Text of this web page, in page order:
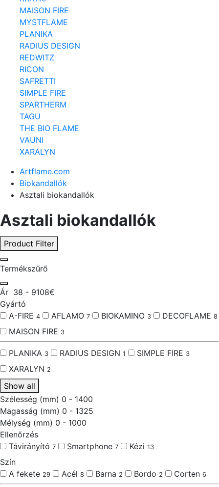
MAISON FIRE
MYSTFLAME
PLANIKA
RADIUS DESIGN
REDWITZ
RICON
SAFRETTI
SIMPLE FIRE
SPARTHERM
TAGU
THE BIO FLAME
VAUNI
XARALYN
Artflame.com
Biokandallók
Asztali biokandallók
Asztali biokandallók
Product Filter
Termékszűrő
Ár 38 - 9108€
Gyártó
A-FIRE 4 AFLAMO 7 BIOKAMINO 3 DECOFLAME 8
MAISON FIRE 3
PLANIKA 3 RADIUS DESIGN 1 SIMPLE FIRE 3
XARALYN 2
Show all
Szélesség (mm) 0 - 1400
Magasság (mm) 0 - 1325
Mélység (mm) 0 - 1000
Ellenőrzés
Távirányító 7 Smartphone 7 Kézi 13
Szín
A fekete 29 Acél 8 Barna 2 Bordo 2 Corten 6